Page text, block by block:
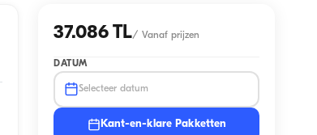
37.086 TL/ Vanaf prijzen
DATUM
Selecteer datum
Kant-en-klare Pakketten